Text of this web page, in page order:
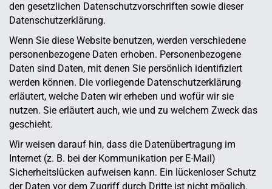
den gesetzlichen Datenschutzvorschriften sowie dieser
Datenschutzerklärung.
Wenn Sie diese Website benutzen, werden verschiedene
personenbezogene Daten erhoben. Personenbezogene
Daten sind Daten, mit denen Sie persönlich identifiziert
werden können. Die vorliegende Datenschutzerklärung
erläutert, welche Daten wir erheben und wofür wir sie
nutzen. Sie erläutert auch, wie und zu welchem Zweck das
geschieht.
Wir weisen darauf hin, dass die Datenübertragung im
Internet (z. B. bei der Kommunikation per E-Mail)
Sicherheitslücken aufweisen kann. Ein lückenloser Schutz
der Daten vor dem Zugriff durch Dritte ist nicht möglich.